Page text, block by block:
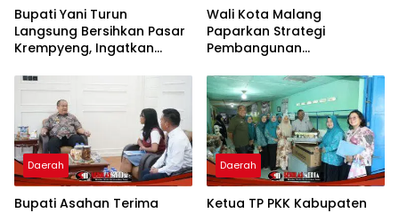
Bupati Yani Turun
Langsung Bersihkan Pasar
Krempyeng, Ingatkan
Panjang
Wali Kota Malang
Paparkan Strategi
Pembangunan
Nasional CNN Indonesia
Daerah
Bupati Asahan Terima
Daerah
Ketua TP PKK Kabupaten